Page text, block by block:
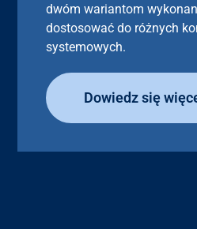
dwóm wariantom
dostosować do różnych
systemowych.
Dowiedz się